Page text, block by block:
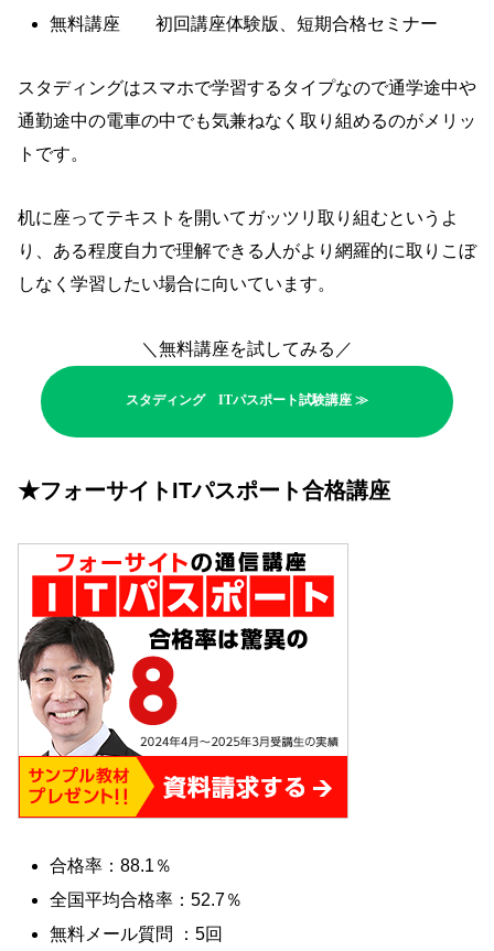
無料講座 初回講座体験版、短期合格セミナー
スタディングはスマホで学習するタイプなので通学途中や
通勤途中の電車の中でも気兼ねなく取り組めるのがメリッ
トです。
机に座ってテキストを開いてガッツリ取り組むというよ
り、ある程度自力で理解できる人がより網羅的に取りこぼ
しなく学習したい場合に向いています。
＼無料講座を試してみる／
スタディング ITパスポート試験講座 ≫
★フォーサイトITパスポート合格講座
合格率：88.1％
全国平均合格率：52.7％
無料メール質問 ：5回